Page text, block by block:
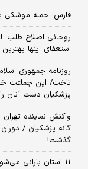
فارس: حمله موشکی
استعفای اینها
روزنامه جمهوری
تاخت/ این جماعت
پزشکیان دستِ آنان
گانه پزشکیان /
گذشت!
۱۱ استان بارانی می‌شود